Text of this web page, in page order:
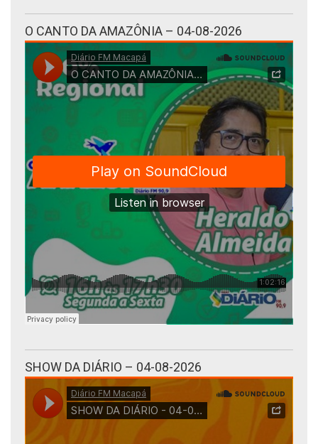
O CANTO DA AMAZÔNIA – 04-08-2026
SHOW DA DIÁRIO – 04-08-2026